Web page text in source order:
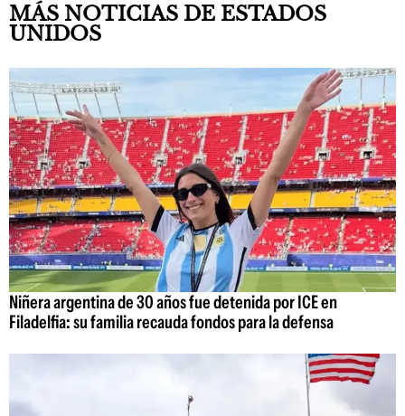
MÁS NOTICIAS DE ESTADOS
UNIDOS
Niñera argentina de 30 años fue detenida por ICE en
Filadelfia: su familia recauda fondos para la defensa